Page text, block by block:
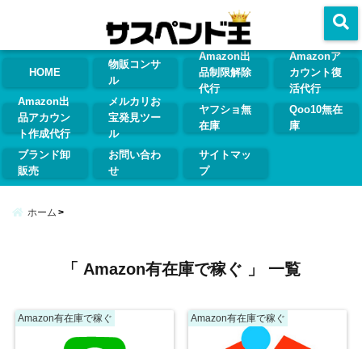
HOME
物販コンサ
ル
Amazon出
品制限解除
代行
Amazonア
カウント復
活代行
Amazon出
品アカウン
ト作成代行
メルカリお
宝発見ツー
ル
ヤフショ無
在庫
Qoo10無在
庫
ブランド卸
販売
お問い合わ
せ
サイトマッ
プ
ホーム
「 Amazon有在庫で稼ぐ 」 一覧
Amazon有在庫で稼ぐ Amazon有在庫で稼ぐ